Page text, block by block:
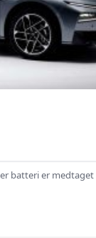
batteri er medtaget